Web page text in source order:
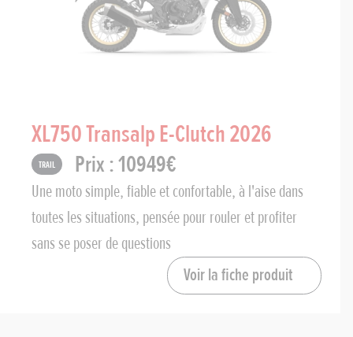
XL750 Transalp E-Clutch 2026
Trail Prix : 10949€
Une moto simple, fiable et confortable, à l'aise dans
toutes les situations, pensée pour rouler et profiter
sans se poser de questions
Voir la fiche produit